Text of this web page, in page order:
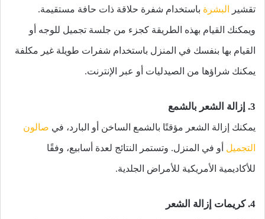
تقشير البشرة باستخدام شفرة حلاقة ذات حافة مستقيمة.
ويمكنك القيام بهذه الطريقة كجزء من جلسة تجميل للوجه أو
القيام بها بنفسك في المنزل باستخدام شفرات طويلة غير مكلفة
يمكنك شراؤها من الصيدليات أو عبر الإنترنت.
3. إزالة الشعر بالشمع
يمكنك إزالة الشعر مؤقتًا بالشمع الساخن أو البارد، في صالون
التجميل أو في المنزل. وتستمر النتائج لعدة أسابيع، وفقًا
للأكاديمية الأمريكية للأمراض الجلدية.
4. كريمات إزالة الشعر